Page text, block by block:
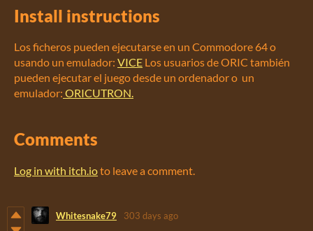
Install instructions
Los ficheros pueden ejecutarse en un Commodore 64 o
usando un emulador: VICE Los usuarios de ORIC también
pueden ejecutar el juego desde un ordenador o un
emulador: ORICUTRON.
Comments
Log in with itch.ioto leave a comment.
Whitesnake79 303 days ago